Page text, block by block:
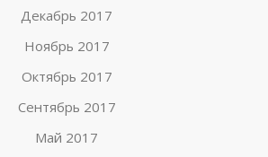
Декабрь 2017
Ноябрь 2017
Октябрь 2017
Сентябрь 2017
Май 2017